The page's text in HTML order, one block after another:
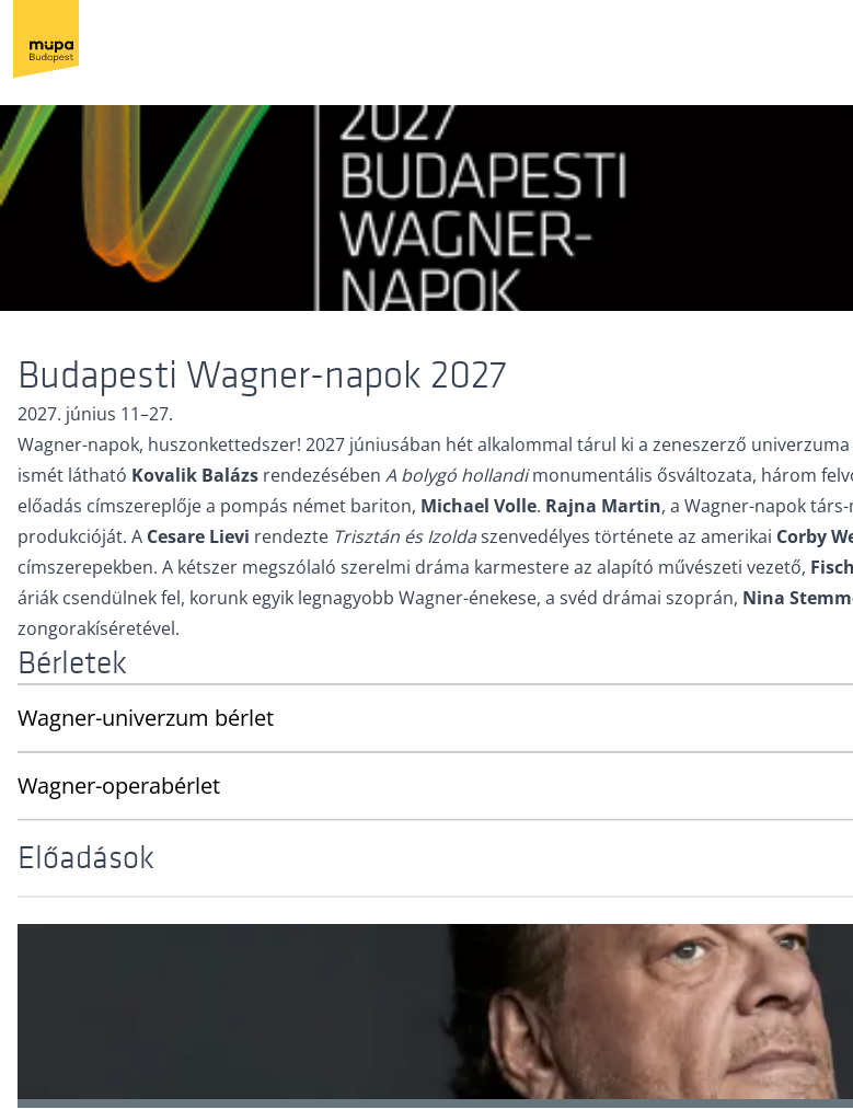
Budapesti Wagner-napok 2027
2027. június 11–27.
Wagner-napok, huszonkettedszer! 2027 júniusában hét alkalommal tárul ki a zeneszerző
ismét látható Kovalik Balázs rendezésében A bolygó hollandimonumentális ősváltozata, három
előadás címszereplője a pompás német bariton, Michael Volle. Rajna Martin, a Wagner-napok
produkcióját. A Cesare Lievi rendezte Trisztán és Izoldaszenvedélyes története az amerikai Corby
címszerepekben. A kétszer megszólaló szerelmi dráma karmestere az alapító művészeti vezető,
áriák csendülnek fel, korunk egyik legnagyobb Wagner-énekese, a svéd drámai szoprán, Nina
zongorakíséretével.
Bérletek
Wagner-univerzum bérlet
Wagner-operabérlet
Előadások